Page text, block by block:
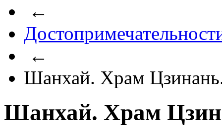
←
←
Шанхай. Храм
Шанхай. Храм